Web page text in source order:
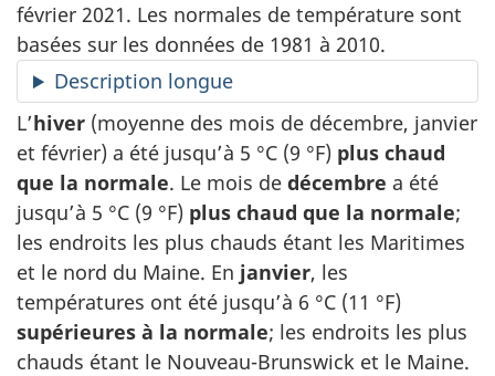
février 2021. Les normales de température sont
basées sur les données de 1981 à 2010.
Description longue
L’hiver (moyenne des mois de décembre, janvier
et février) a été jusqu’à 5 °C (9 °F) plus chaud
que la normale. Le mois de décembre a été
jusqu’à 5 °C (9 °F) plus chaud que la normale;
les endroits les plus chauds étant les Maritimes
et le nord du Maine. En janvier, les
températures ont été jusqu’à 6 °C (11 °F)
supérieures à la normale; les endroits les plus
chauds étant le Nouveau-Brunswick et le Maine.